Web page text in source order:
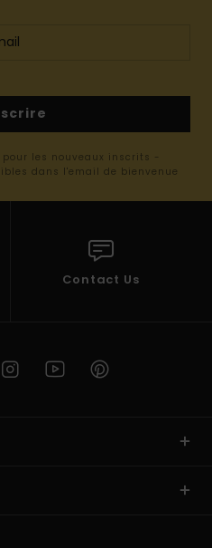
les nouveaux inscrits -
dans l'email de bienvenue
Contact Us